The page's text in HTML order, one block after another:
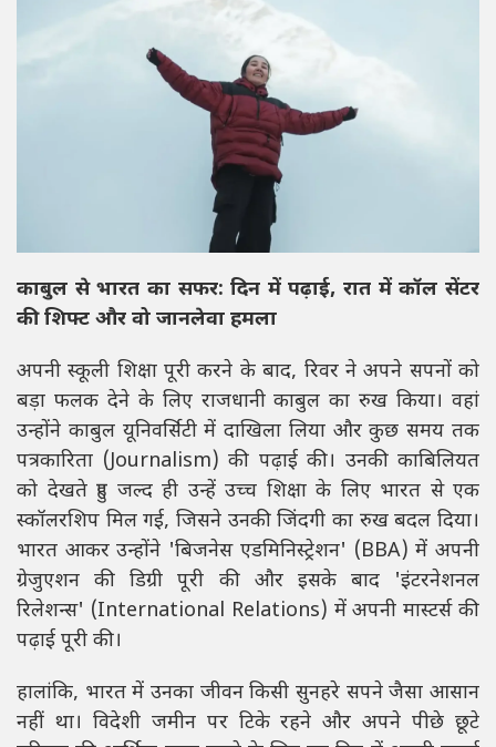
काबुल से भारत का सफर: दिन में पढ़ाई, रात में कॉल सेंटर
की शिफ्ट और वो जानलेवा हमला
अपनी स्कूली शिक्षा पूरी करने के बाद, रिवर ने अपने सपनों को
बड़ा फलक देने के लिए राजधानी काबुल का रुख किया। वहां
उन्होंने काबुल यूनिवर्सिटी में दाखिला लिया और कुछ समय तक
पत्रकारिता (Journalism) की पढ़ाई की। उनकी काबिलियत
को देखते हुए जल्द ही उन्हें उच्च शिक्षा के लिए भारत से एक
स्कॉलरशिप मिल गई, जिसने उनकी जिंदगी का रुख बदल दिया।
भारत आकर उन्होंने 'बिजनेस एडमिनिस्ट्रेशन' (BBA) में अपनी
ग्रेजुएशन की डिग्री पूरी की और इसके बाद 'इंटरनेशनल
रिलेशन्स' (International Relations) में अपनी मास्टर्स की
पढ़ाई पूरी की।
हालांकि, भारत में उनका जीवन किसी सुनहरे सपने जैसा आसान
नहीं था। विदेशी जमीन पर टिके रहने और अपने पीछे छूटे